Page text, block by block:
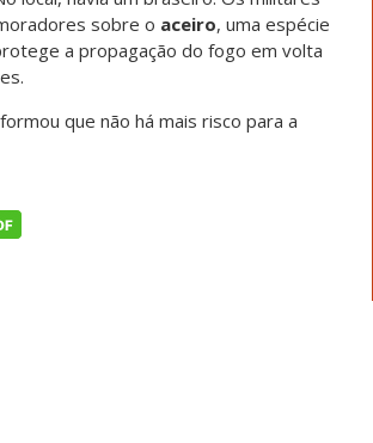
sobre o aceiro, uma espécie
a propagação do fogo em volta
.
que não há mais risco para a